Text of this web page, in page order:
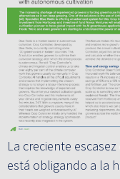
La creciente
está obligando a la